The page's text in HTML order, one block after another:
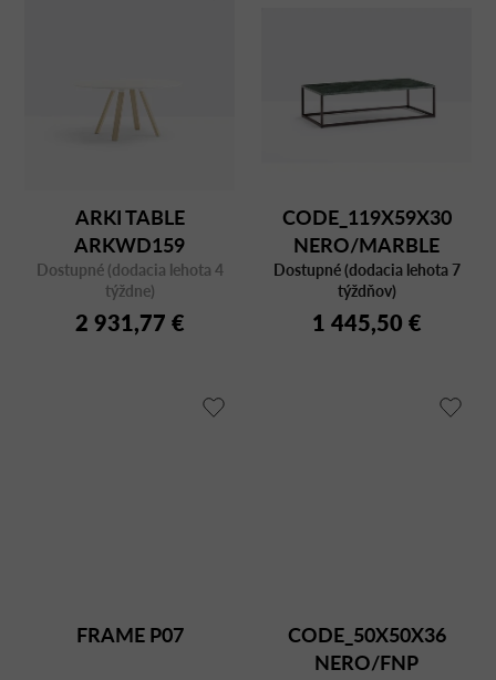
ARKI TABLE
ARKWD159
Dostupné (dodacia lehota 4
týždne)
2 931,77 €
CODE_119X59X30
NERO/MARBLE
Dostupné (dodacia lehota 7
týždňov)
1 445,50 €
FRAME P07
CODE_50X50X36
NERO/FNP